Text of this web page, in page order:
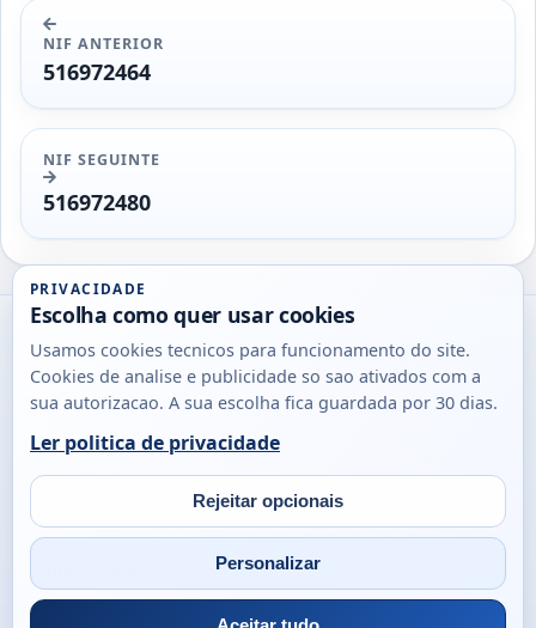
NIF ANTERIOR
516972464
NIF SEGUINTE
516972480
Utils
DB
Consultas
para
cidadaos,
em
SobrePrivacidade
Campos
Email
PRIVACIDADE
Escolha como quer usar cookies
Usamos cookies tecnicos para funcionamento do site.
Cookies de analise e publicidade so sao ativados com a
sua autorizacao. A sua escolha fica guardada por 30 dias.
Ler politica de privacidade
Rejeitar opcionais
Personalizar